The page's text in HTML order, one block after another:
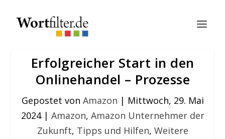
Erfolgreicher Start in den
Onlinehandel – Prozesse
Gepostet von Amazon | Mittwoch, 29. Mai
2024| Amazon, Amazon Unternehmer der
Zukunft, Tipps und Hilfen, Weitere